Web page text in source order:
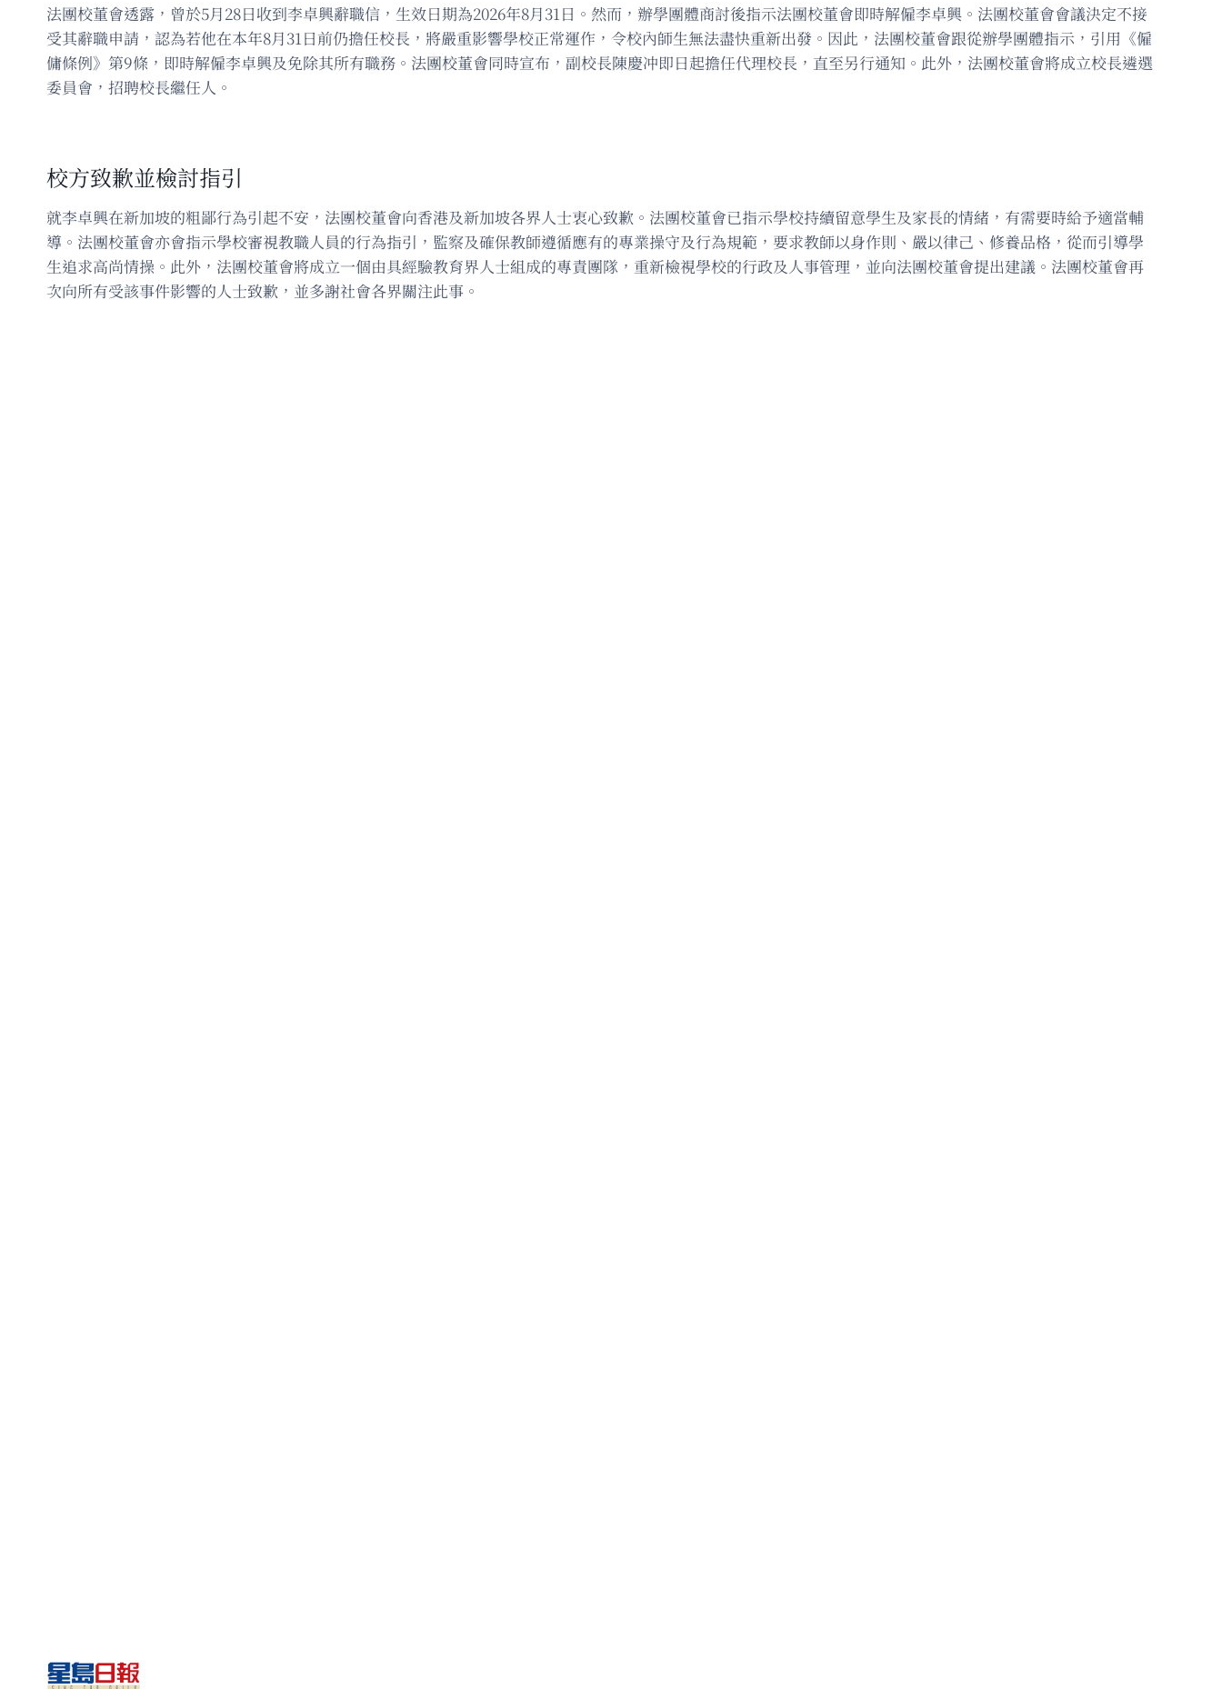
法團校董會透露，曾於5月28日收到李卓興辭職信，生效日期為2026年8月31日。然而，辦學團體商討後指示法團校董會即時解僱李卓興。法團校董會會議決定不接
受其辭職申請，認為若他在本年8月31日前仍擔任校長，將嚴重影響學校正常運作，令校內師生無法盡快重新出發。因此，法團校董會跟從辦學團體指示，引用《僱
傭條例》第9條，即時解僱李卓興及免除其所有職務。法團校董會同時宣布，副校長陳慶冲即日起擔任代理校長，直至另行通知。此外，法團校董會將成立校長遴選
委員會，招聘校長繼任人。
校方致歉並檢討指引
就李卓興在新加坡的粗鄙行為引起不安，法團校董會向香港及新加坡各界人士衷心致歉。法團校董會已指示學校持續留意學生及家長的情緒，有需要時給予適當輔
導。法團校董會亦會指示學校審視教職人員的行為指引，監察及確保教師遵循應有的專業操守及行為規範，要求教師以身作則、嚴以律己、修養品格，從而引導學
生追求高尚情操。此外，法團校董會將成立一個由具經驗教育界人士組成的專責團隊，重新檢視學校的行政及人事管理，並向法團校董會提出建議。法團校董會再
次向所有受該事件影響的人士致歉，並多謝社會各界關注此事。